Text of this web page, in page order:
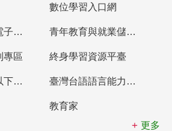
數位學習入口網
教育部統計處電子書櫃 青年教育與就業儲蓄帳戶
專區 終身學習資源平臺
教育部高中等以下學校及幼兒園教師資格檢定考試 臺灣台語語言能力認證網站
教育家
更多